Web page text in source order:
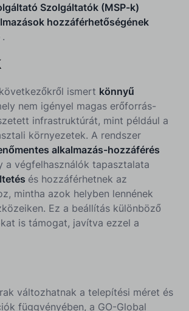
Szolgáltatók (MSP-k)
hozzáférhetőségének
.
ismert könnyű
nem igényel magas erőforrás-
infrastruktúrát, mint például a
környezetek. A rendszer
alkalmazás-hozzáférés
a végfelhasználók tapasztalata
és hozzáférhetnek az
mintha azok helyben lennének
Ez a beállítás különböző
is támogat, javítva ezzel a
változhatnak a telepítési méret és
függvényében, a GO-Global